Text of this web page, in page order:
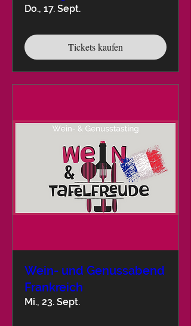
Do., 17. Sept.
Tickets kaufen
Wein- und Genussabend
Frankreich
Mi., 23. Sept.